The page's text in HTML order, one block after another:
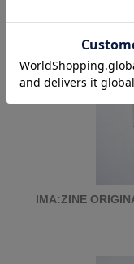
IMA:ZINE